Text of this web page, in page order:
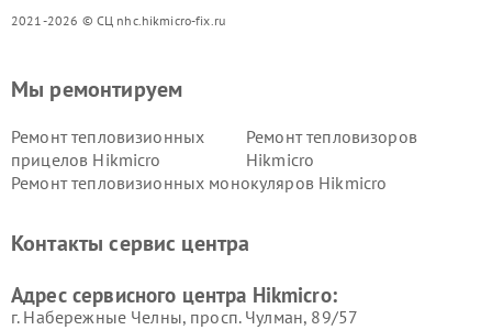
2021-2026 © СЦ nhc.hikmicro-fix.ru
Мы ремонтируем
Ремонт тепловизионных
прицелов Hikmicro
Ремонт тепловизоров
Hikmicro
Ремонт тепловизионных монокуляров Hikmicro
Контакты сервис центра
Адрес сервисного центра Hikmicro:
г. Набережные Челны, просп. Чулман, 89/57